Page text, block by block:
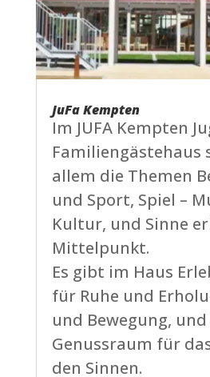
JuFa Kempten
Im JUFA Kempten
Familiengästehaus
allem die Themen
und Sport, Spiel –
Kultur, und Sinne
Mittelpunkt.
Es gibt im Haus
für Ruhe und
und Bewegung, und
Genussraum für
den Sinnen.